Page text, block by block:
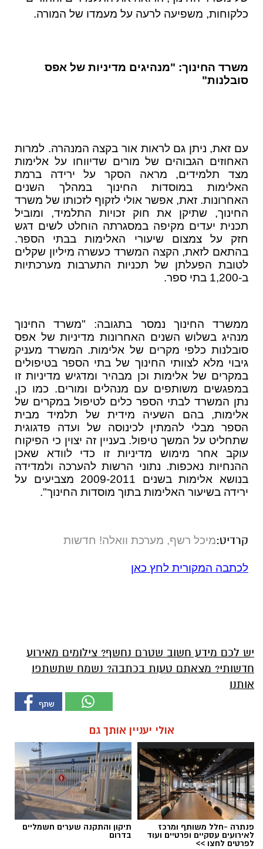
כלקוחות, משפיעה לרעה על מעמדו של המורה.
משרד החינוך: "מנהיגים מדיניות של אפס
סובלנות"
עם זאת, ניתן גם לראות אור בקצה המנהרה. למרות
האחוזים הגבוהים של מורים שדיווחו על אלימות
מצד תלמידים, מראה הסקר על ירידה ברמת
האלימות במוסדות החינוך במהלך השנים
האחרונות. זאת, אפשר אולי לזקוף לזכותו של משרד
החינוך, שתיקן את חוק זכויות התלמיד, ומוביל
תכנית יעדים מקיפה במסגרתה הוחלט לשים דגש
חזק על צמצום שיעורי האלימות בבתי הספר.
בהתאם לזאת, הקצה המשרד כעשרה מיליון שקלים
לטובת הפעלתן של תכניות התערבות מערכתיות
ב-1,200 בתי ספר.
ממשרד החינוך נמסר בתגובה: "משרד החינוך
מנהיג בשלוש השנים האחרונות מדיניות של אפס
סובלנות כלפי מקרים של אלימות. המשרד מעניק
גיבוי מלא לצוותי החינוך של בתי הספר בטיפולים
במקרים של אלימות וכן מבהיר ומדגיש מדיניות זו
במפגשים משותפים עם מנהלים ומורים. כמו כן,
נתן המשרד לבתי הספר כלים לטיפול במקרים של
אלימות, בהם השעיה מידית של תלמיד מבית
הספר מבלי להמתין לכינוסה של ועדה פדגוגית
שתחליט על המשך טיפול. בעניין זה יצוין כי הפיקוח
עוקב אחר מימוש מדיניות זו כדי לוודא שאכן
ההנחיות נאכפות. נתוני הרשות להערכה ולמדידה
בנושא אלימות בשנים 2009-2011 מצביעים על
ירידה בשיעור האלימות בתוך מוסדות החינוך".
קרדיט:מיכל רשף, מערכת וואלה! חדשות
לכתבה המקורית לחץ כאן
יש לכם מידע חשוב שטרם נחשף? צילומים מאירוע
חדשותי? מצאתם טעות בכתבה? נשמח שתשתפו
אותנו
אולי יעניין אותך גם
פנתרה -חלל משותף ומרכז
לאירועים עסקיים ופרטיים ועוד
לפרטים לחצו >>
תיקון והתקנה שערים חשמליים
בדרום